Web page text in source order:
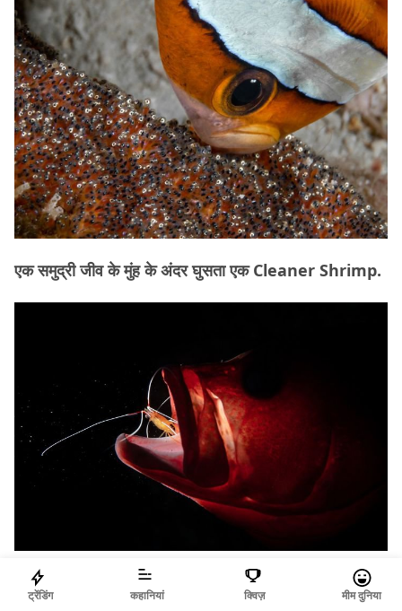
एक समुद्री जीव के मुंह के अंदर घुसता एक Cleaner Shrimp.
पश्चिमी हिंदमहासागर में अपने बच्चों के साथ एक Humpback
ट्रेंडिंग कहानियां क्विज़ मीम दुनिया